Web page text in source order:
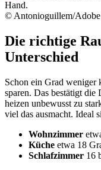
© Antonioguillem/
Die richtige
Unterschied
Schon ein Grad weniger
sparen. Das bestätigt die
heizen unbewusst zu
viel das ausmacht. Ideal
Wohnzimmer
Küche etwa 18
Schlafzimmer 16